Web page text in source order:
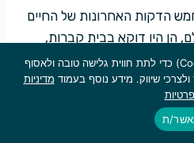
הדקות האחרונות של החיים
הן היו דוקא בבית קברות,
הקברות, נכון?"
אנו משתמשים ב"עוגיות" (Cookies) כדי לתת חווית גלישה טובה ולאסוף
שיווק. מידע נוסף בעמוד מדיניות
ת